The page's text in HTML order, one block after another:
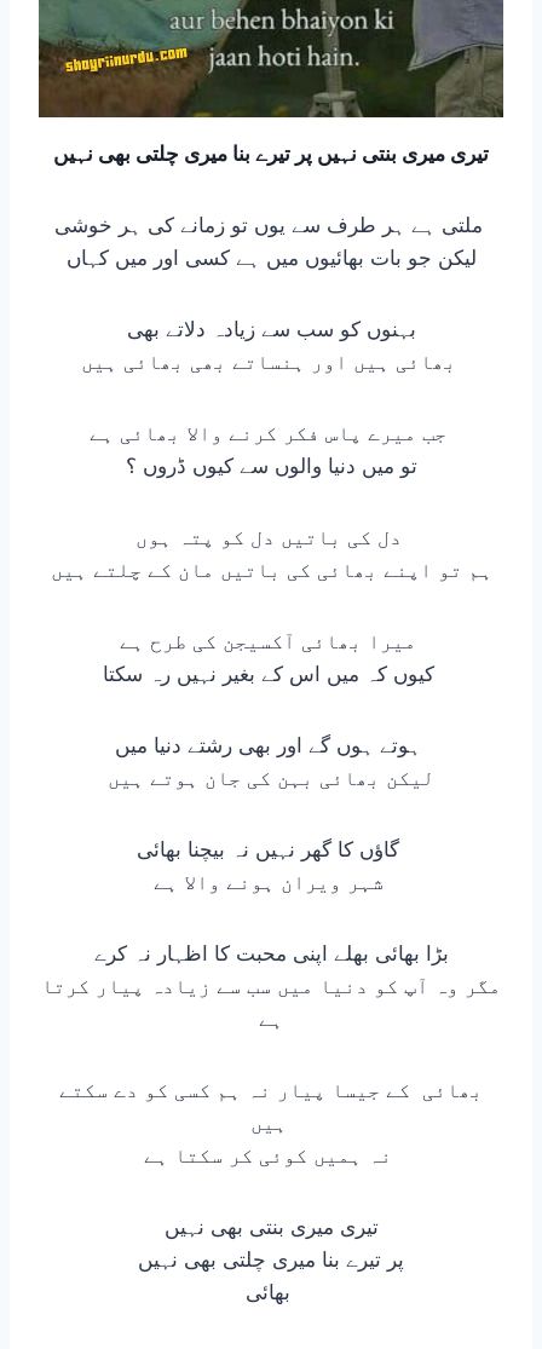
تیری میری بنتی نہیں پر تیرے بنا میری چلتی بھی نہیں
لیکن جو بات بھائیوں میں ہے کسی اور میں کہاں
بہنوں کو سب سے زیادہ دلاتے بھی
تو میں دنیا والوں سے کیوں ڈروں ؟
ہم تو اپنے بھائی کی باتیں مان کے چلتے ہیں
کیوں کہ میں اس کے بغیر نہیں رہ سکتا
لیکن بھائی بہن کی جان ہوتے ہیں
بڑا بھائی بھلے اپنی محبت کا اظہار نہ کرے
مگر وہ آپ کو دنیا میں سب سے زیادہ پیار کرتا
ہے
بھائی کے جیسا پیار نہ ہم کسی کو دے سکتے
تیری میری بنتی بھی نہیں
پر تیرے بنا میری چلتی بھی نہیں